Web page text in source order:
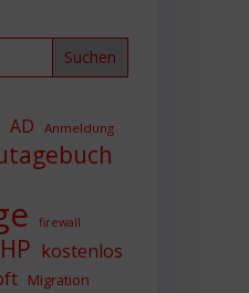
AD Anmeldung
firewall
HP kostenlos
Migration